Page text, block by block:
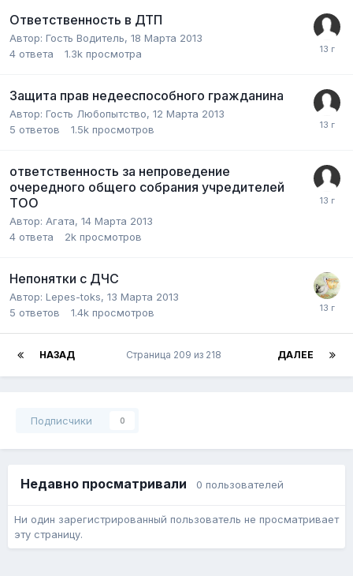
Ответственность в ДТП
Автор: Гость Водитель, 18 Марта 2013
4 ответа 1.3k просмотра
Защита прав недееспособного гражданина
Автор: Гость Любопытство, 12 Марта 2013
5 ответов 1.5k просмотров
ответственность за непроведение
очередного общего собрания учредителей
ТОО
Автор: Агата, 14 Марта 2013
4 ответа 2k просмотров
Непонятки с ДЧС
Автор: Lepes-toks, 13 Марта 2013
5 ответов 1.4k просмотров
НАЗАД ДАЛЕЕ
Страница 209 из 218
Подписчики 0
Недавно просматривали 0 пользователей
Ни один зарегистрированный пользователь не просматривает
эту страницу.